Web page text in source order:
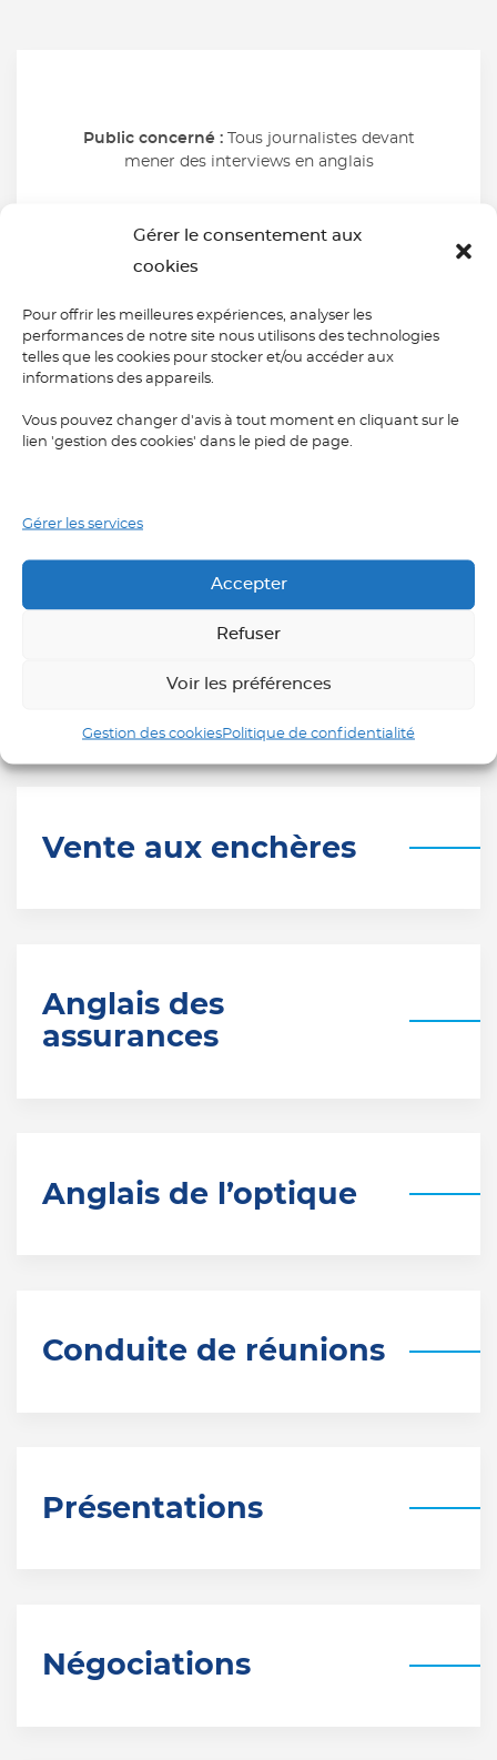
Gérer le consentement aux
cookies
Pour offrir les meilleures expériences, analyser les
performances de notre site nous utilisons des technologies
telles que les cookies pour stocker et/ou accéder aux
informations des appareils.
Vous pouvez changer d'avis à tout moment en cliquant sur le
lien 'gestion des cookies' dans le pied de page.
Gérer les services
Accepter
Refuser
Voir les préférences
Gestion des cookiesPolitique de confidentialité
Public concerné :Tous journalistes devant
mener des interviews en anglais
Nos ateliers
Autres thèmes sur demande.
Mener des interviews
Vente aux enchères
Anglais des
assurances
Anglais de l’optique
Conduite de réunions
Présentations
Négociations